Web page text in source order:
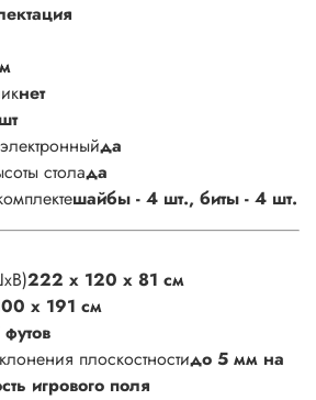
нет
да
столада
шайбы - 4 шт., биты - 4 шт.
222 x 120 x 81 см
x 191 см
плоскостностидо 5 мм на
игрового поля